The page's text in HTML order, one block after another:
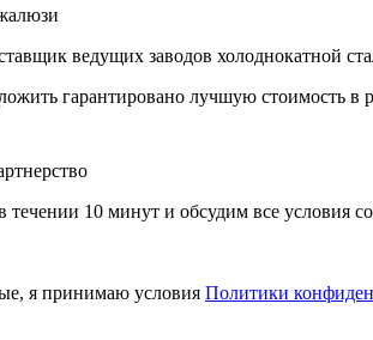
ведущих заводов холоднокатной
гарантировано лучшую стоимость в
10 минут и обсудим все условия
я принимаю условия Политики